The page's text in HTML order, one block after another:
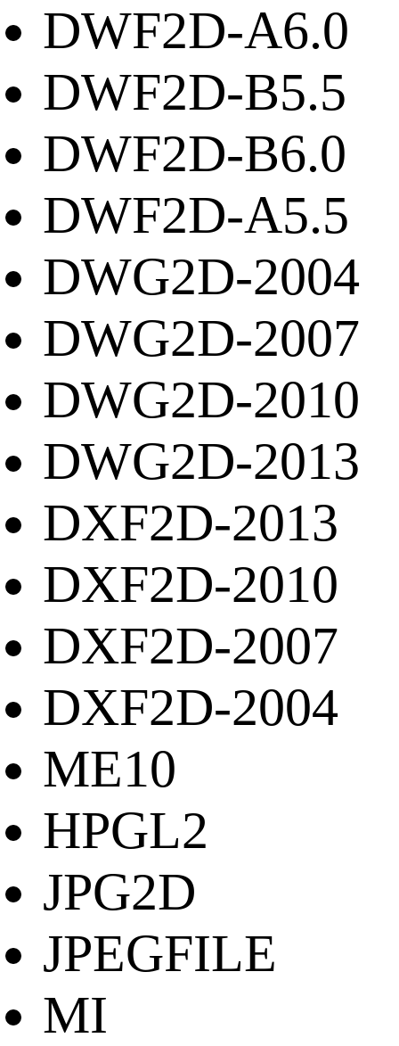
DWF2D-A6.0
DWF2D-B5.5
DWF2D-B6.0
DWF2D-A5.5
DWG2D-2004
DWG2D-2007
DWG2D-2010
DWG2D-2013
DXF2D-2013
DXF2D-2010
DXF2D-2007
DXF2D-2004
ME10
HPGL2
JPG2D
JPEGFILE
MI